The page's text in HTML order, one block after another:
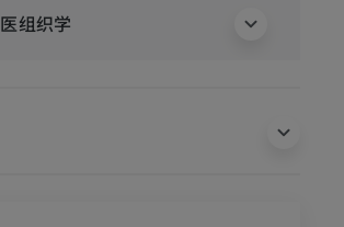
组织学